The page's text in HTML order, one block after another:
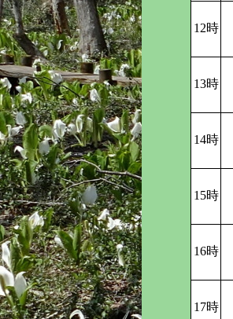
12時
13時
14時
15時
16時
17時